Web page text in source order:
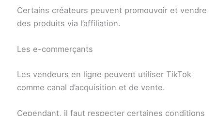
Certains créateurs peuvent promouvoir et vendre
des produits via l’affiliation.
Les e-commerçants
Les vendeurs en ligne peuvent utiliser TikTok
comme canal d’acquisition et de vente.
Cependant, il faut respecter certaines conditions